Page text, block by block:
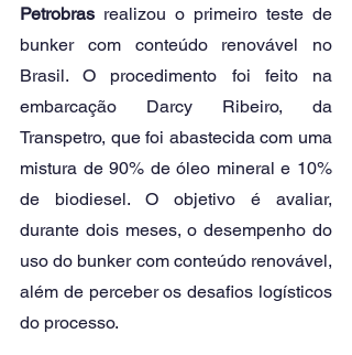
Petrobras realizou o primeiro teste de
bunker com conteúdo renovável no
Brasil. O procedimento foi feito na
embarcação Darcy Ribeiro, da
Transpetro, que foi abastecida com uma
mistura de 90% de óleo mineral e 10%
de biodiesel. O objetivo é avaliar,
durante dois meses, o desempenho do
uso do bunker com conteúdo renovável,
além de perceber os desafios logísticos
do processo.